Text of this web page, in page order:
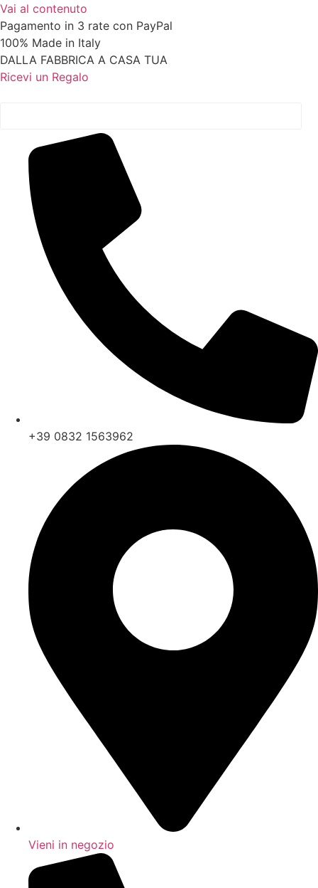
Vai al contenuto
Pagamento in 3 rate con PayPal
100% Made in Italy
DALLA FABBRICA A CASA TUA
Ricevi un Regalo
+39 0832 1563962
Vieni in negozio